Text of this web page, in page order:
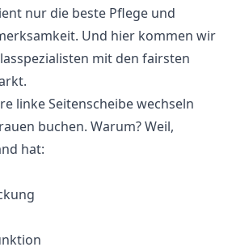
nur die beste Pflege und
Und hier kommen wir
mit den fairsten
buchen. Warum? Weil,
hat: